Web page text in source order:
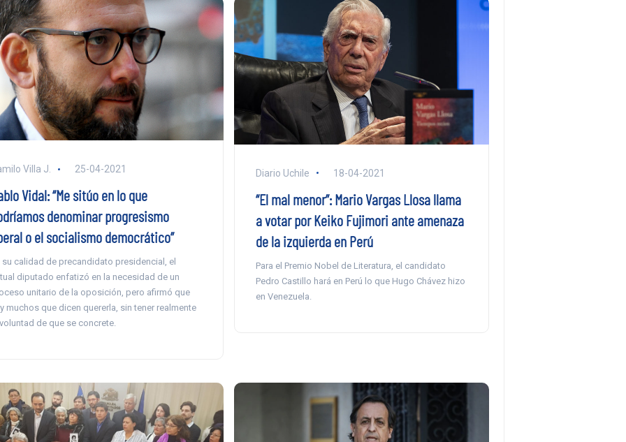
Villa J. 25-04-2021
Vidal: “Me sitúo en lo que
denominar progresismo
o el socialismo democrático”
su calidad de precandidato presidencial, el
diputado enfatizó en la necesidad de un
unitario de la oposición, pero afirmó que
muchos que dicen quererla, sin tener realmente
de que se concrete.
Diario Uchile 18-04-2021
“El mal menor”: Mario Vargas Llosa llama
a votar por Keiko Fujimori ante amenaza
de la izquierda en Perú
Para el Premio Nobel de Literatura, el candidato
Pedro Castillo hará en Perú lo que Hugo Chávez hizo
en Venezuela.